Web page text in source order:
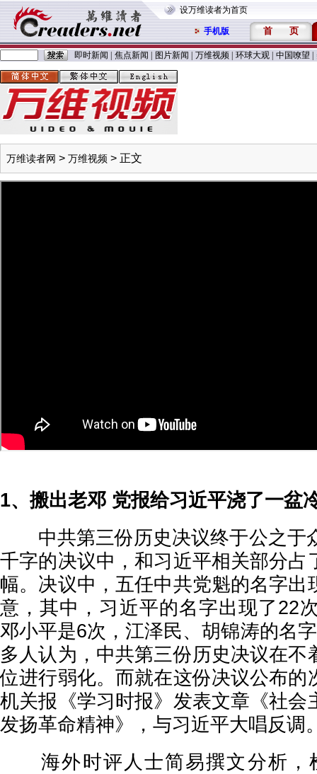
设万维读者为首页
手机版 首 页
即时新闻 焦点新闻 图片新闻 万维视频 环球大观 中国嘹望
万维读者网 > 万维视频 > 正文
1、搬出老邓 党报给习近平浇了一盆
中共第三份历史决议终于公之于
千字的决议中，和习近平相关部分占
幅。决议中，五任中共党魁的名字出
意，其中，习近平的名字出现了22
邓小平是6次，江泽民、胡锦涛的名
多人认为，中共第三份历史决议在不
位进行弱化。而就在这份决议公布的
机关报《学习时报》发表文章《社会
发扬革命精神》，与习近平大唱反调
海外时评人士简易撰文分析，